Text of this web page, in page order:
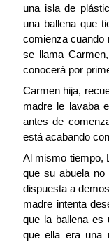
una isla de
una ballena que
comienza cuando
se llama
conocerá por
Carmen hija,
madre le lavaba
antes de
está acabando
Al mismo tiempo,
que su abuela
dispuesta a
madre intenta
que la ballena es
que ella era una